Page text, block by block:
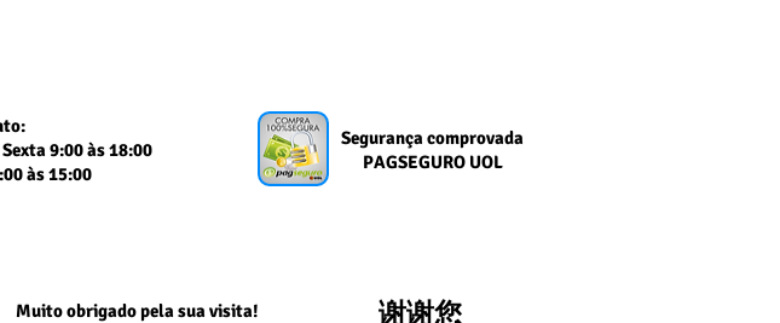
9:00 às 18:00
às 15:00
Segurança comprovada
PAGSEGURO UOL
Muito obrigadopela sua visita! 谢谢您